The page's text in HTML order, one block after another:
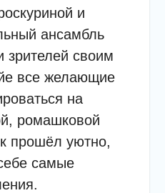
и
ансамбль
зрителей своим
все желающие
на
ромашковой
прошёл уютно,
самые